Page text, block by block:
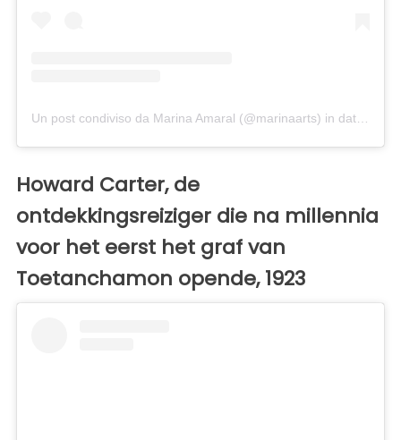
Un post condiviso da Marina Amaral (@marinaarts) in data:
Howard Carter, de
ontdekkingsreiziger die na millennia
voor het eerst het graf van
Toetanchamon opende, 1923